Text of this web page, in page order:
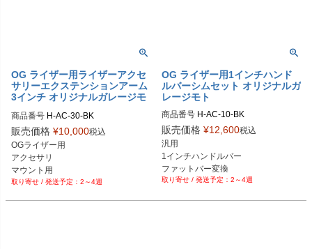
OG ライザー用ライザーアクセ
サリーエクステンションアーム
3インチ オリジナルガレージモ
商品番号 H-AC-30-BK
販売価格 ¥10,000税込
OGライザー用
アクセサリ
マウント用
延長アーム
2～4週
OG ライザー用1インチハンド
ルバーシムセット オリジナルガ
レージモト
商品番号
販売価格 ¥12,600税込
汎用
1インチハンドルバー
ファットバー変換
シム
2～4週